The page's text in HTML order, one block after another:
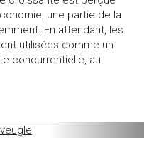
une partie de la
En attendant, les
utilisées comme un
concurrentielle, au